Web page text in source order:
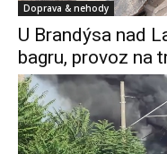
Doprava & nehody
U Brandýsa nad
bagru, provoz na